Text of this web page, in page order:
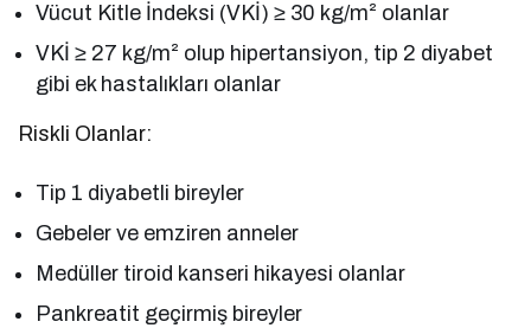
Vücut Kitle İndeksi (VKİ) ≥ 30 kg/m² olanlar
VKİ ≥ 27 kg/m² olup hipertansiyon, tip 2 diyabet
gibi ek hastalıkları olanlar
Riskli Olanlar:
Tip 1 diyabetli bireyler
Gebeler ve emziren anneler
Medüller tiroid kanseri hikayesi olanlar
Pankreatit geçirmiş bireyler